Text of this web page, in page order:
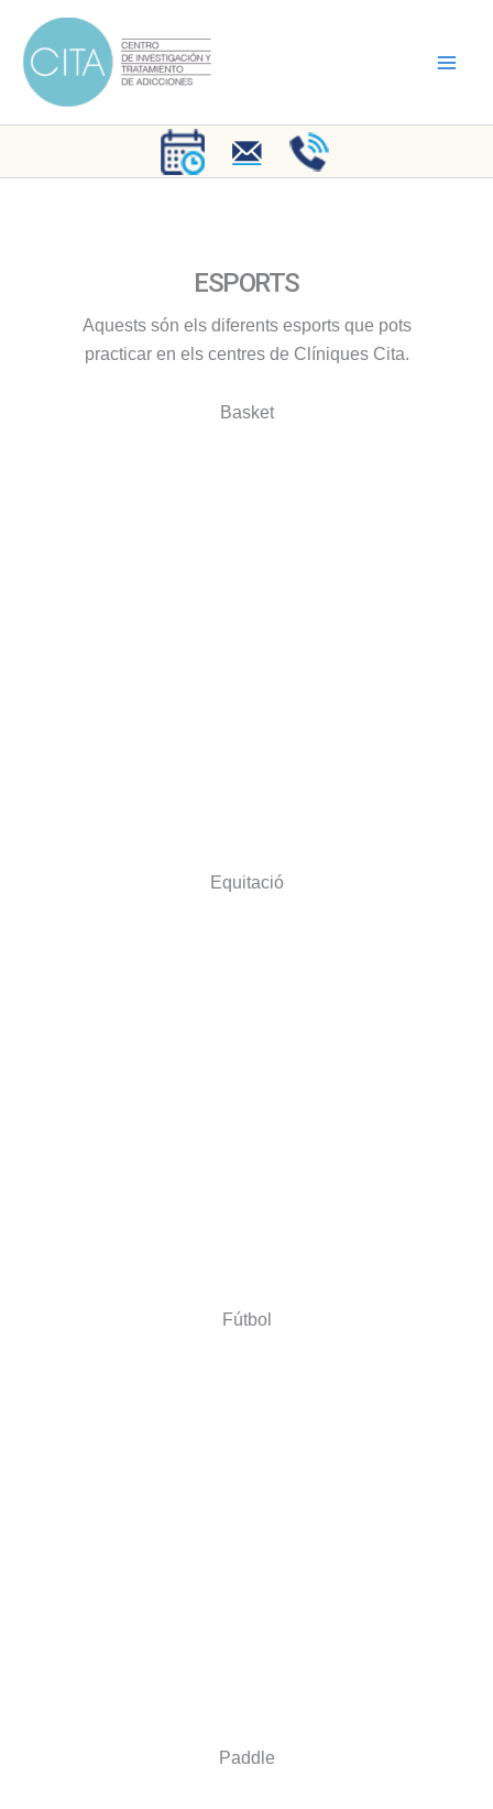
contingut
ESPORTS
Aquests són els diferents esports que pots
practicar en els centres de Clíniques Cita.
Basket
Equitació
Fútbol
Paddle